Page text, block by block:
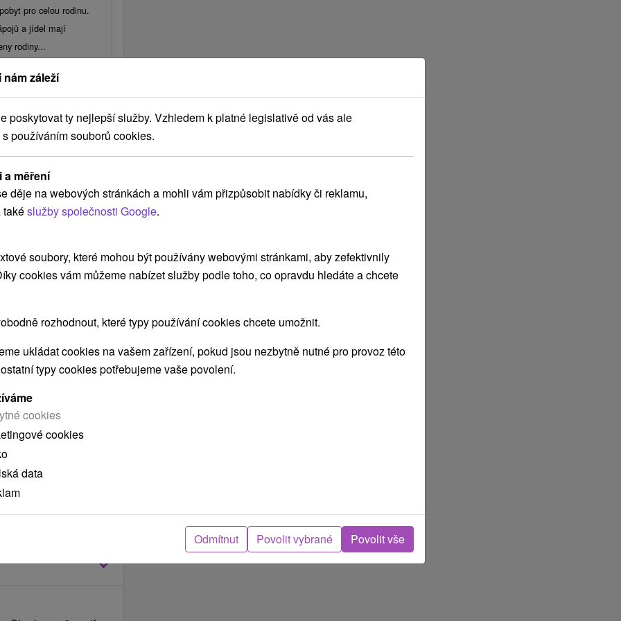
ležíte vo wellness.
počas roka
či na
minút od kúpeľného
sa často opakuje aj v
a toho, že idete aj
pro celou rodinu.
a jídel mají
rodiny...
s bohatou
V ceně máte
a děti do 3 let s...
Kč /noc/osoba
dvěma osobami
formou bufetových
a skupinou
přípitek, minerální
káva, 0,2l vína
půlnoční
záleží
poskytovat ty nejlepší služby. Vzhledem k platné legislativě od vás ale
používáním souborů cookies.
a měření
děje na webových stránkách a mohli vám přizpůsobit nabídky či reklamu,
takéslužby společnosti Google.
soubory, které mohou být používány webovými stránkami, aby zefektivnily
cookies vám můžeme nabízet služby podle toho, co opravdu hledáte a chcete
rozhodnout, které typy používání cookies chcete umožnit.
ukládat cookies na vašem zařízení, pokud jsou nezbytně nutné pro provoz této
typy cookies potřebujeme vaše povolení.
cookies
cookies
data
Odmítnut Povolit vybrané Povolit vše